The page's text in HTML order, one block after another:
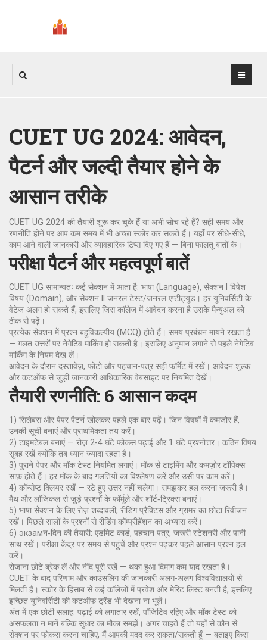
CUET UG 2024: आवेदन,
पैटर्न और जल्दी तैयार होने के
आसान तरीके
CUET UG 2024 की तैयारी शुरू कर चुके हैं या अभी सोच रहे हैं? सही समय और
रणनीति होने पर आप कम समय में भी अच्छा स्कोर कर सकते हैं। यहाँ पर सीधे-सीधे,
काम आने वाली जानकारी और व्यावहारिक टिप्स दिए गए हैं — बिना फालतू बातों के।
परीक्षा पैटर्न और महत्वपूर्ण बातें
CUET UG सामान्यतः कई सेक्शन में आता है: भाषा (Language), सेक्शन I विषेश
विषय (Domain), और सेक्शन II जनरल टेस्ट/जनरल एप्टीट्यूड। हर यूनिवर्सिटी के
वेटेज अलग हो सकते हैं, इसलिए जिस कॉलेज में आवेदन करना है उसके मैन्युअल को
ठीक से पढ़ें।
प्रत्येक सेक्शन में प्रश्न बहुविकल्पीय (MCQ) होते हैं। समय प्रबंधन मायने रखता है
— गलत उत्तरों पर नेगेटिव मार्किंग हो सकती है। इसलिए अनुमान लगाने से पहले नेगेटिव
मार्किंग के नियम देख लें।
आवेदन के दौरान दस्तावेज़, फोटो और पहचान-पत्र सही फॉर्मेट में रखें। आवेदन शुल्क
और कटऑफ से जुड़ी जानकारी आधिकारिक वेबसाइट पर नियमित देखें।
तैयारी रणनीति: 6 आसान कदम
1) सिलेबस और पेपर पैटर्न खोलकर पहले एक बार पढ़ें। जिन विषयों में कमजोर हैं,
उनकी सूची बनाएं और प्राथमिकता तय करें।
2) टाइमटेबल बनाएं — रोज़ 2-4 घंटे फोकस पढ़ाई और 1 घंटे प्रश्नोत्तर। कठिन विषय
सुबह रखें क्योंकि तब ध्यान ज्यादा रहता है।
3) पुराने पेपर और मॉक टेस्ट नियमित लगाएं। मॉक से टाइमिंग और कमज़ोर टॉपिक्स
साफ़ होते हैं। हर मॉक के बाद गलतियों का विश्लेषण करें और उसी पर काम करें।
4) कॉन्सेप्ट क्लियर रखें — रटे हुए उत्तर नहीं चलेगा। समझकर हल करना ज़रूरी है।
मैथ और लॉजिकल से जुड़े प्रश्नों के फॉर्मूले और शॉर्ट‑ट्रिक्स बनाएं।
5) भाषा सेक्शन के लिए रोज़ शब्दावली, रीडिंग प्रैक्टिस और ग्रामर का छोटा रिवीजन
रखें। पिछले सालों के प्रश्नों से रीडिंग कॉम्प्रीहेंशन का अभ्यास करें।
6) экзамन‑दिन की तैयारी: एडमिट कार्ड, पहचान पत्र, जरूरी स्टेशनरी और पानी
साथ रखें। परीक्षा केंद्र पर समय से पहुंचें और प्रश्न पढ़कर पहले आसान प्रश्न हल
करें।
रोज़ाना छोटे ब्रेक लें और नींद पूरी रखें — थका हुआ दिमाग कम याद रखता है।
CUET के बाद परिणाम और काउंसलिंग की जानकारी अलग-अलग विश्वविद्यालयों से
मिलती है। स्कोर के हिसाब से कई कॉलेजों में प्रवेश और मेरिट लिस्ट बनती है, इसलिए
इच्छित यूनिवर्सिटी की कटऑफ ट्रेंड भी देखना ना भूलें।
अंत में एक छोटी सलाह: पढ़ाई को लगातार रखें, पॉजिटिव रहिए और मॉक टेस्ट को
असफलता न मानें बल्कि सुधार का मौका समझें। अगर चाहते हैं तो यहाँ से कौन से
सेक्शन पर फोकस करना चाहिए, मैं आपकी मदद कर सकता/सकती हूँ — बताइए किस